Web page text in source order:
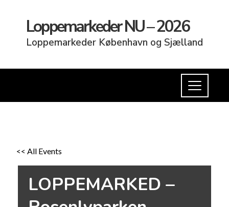
Loppemarkeder NU – 2026
Loppemarkeder København og Sjælland
<< All Events
LOPPEMARKED –